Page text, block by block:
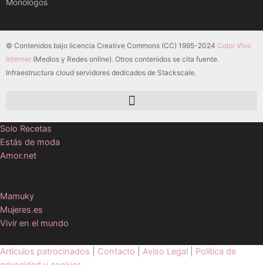
Monólogos
© Contenidos bajo licencia Creative Commons (CC) 1995-2024 Color Vivo
Internet (Medios y Redes online). Otros contenidos se cita fuente.
Infraestructura cloud servidores dedicados de Stackscale.
Solo Recetas
Estás de moda
Amor.net
Mamuky
Mujeres.es
Vivir en el mundo
Artículos patrocinados Contacto Aviso Legal
Política de